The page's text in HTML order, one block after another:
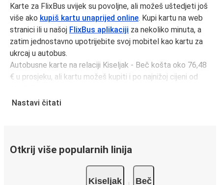
Karte za FlixBus uvijek su povoljne, ali možeš uštedjeti još
više ako kupiš kartu unaprijed online. Kupi kartu na web
stranici ili u našoj FlixBus aplikaciji za nekoliko minuta, a
zatim jednostavno upotrijebite svoj mobitel kao kartu za
ukrcaj u autobus.
Autobusne karte na relaciji Kiseljak - Beč košta oko 76,48
€ u prosjeku, ali kartu možeš kupiti i po najnižoj cijeni od
vremena, kao što su vikendi i praznici. Za brz, jednostavan i
Putovanje na relaciji Kiseljak - Beč s FlixBusom je
Putovanje autobusom jeekološki najprihvatljiviji način
Nastavi čitati
Otkrij više popularnih linija
Kiseljak Beč